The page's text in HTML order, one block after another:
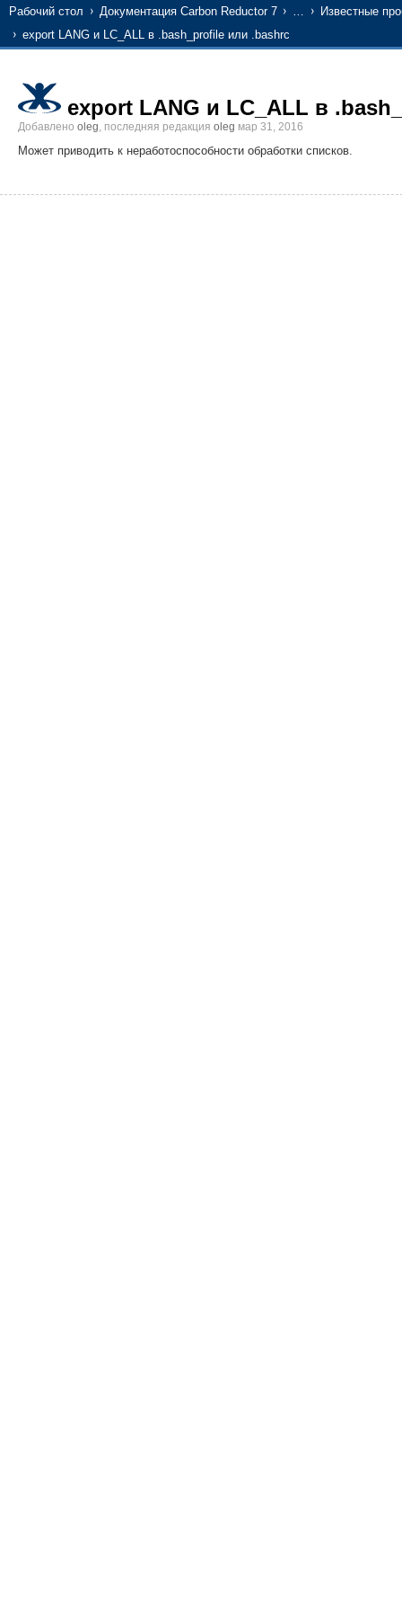
Рабочий стол Документация Carbon Reductor 7 …
Известные
export LANG и LC_ALL в .bash_profile или .bashrc
export LANG и LC_ALL в
Добавлено oleg, последняя редакция oleg мар 31, 2016
Может приводить к неработоспособности обработки списков.